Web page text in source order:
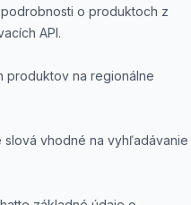
o produktoch z
API.
produktov na regionálne
vhodné na vyhľadávanie